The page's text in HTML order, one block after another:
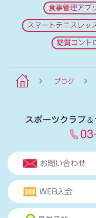
食事管理アプ
スマートテニスレッ
糖質コント
ブログ
スポーツクラブ＆
お問い合わせ
WEB入会